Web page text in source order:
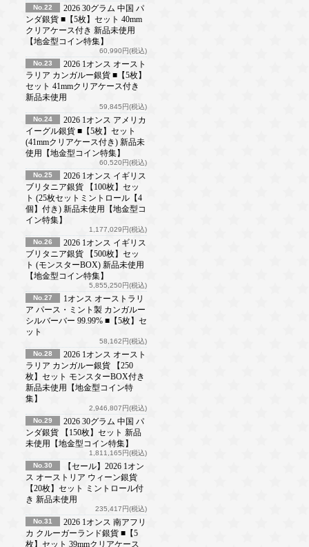
No.22
2026 30グラム 中国 パ
ンダ銀貨 ■【5枚】セット 40mm
クリアケース付き 新品未使用
【地金型コイン特集】
60,990円(税込)
No.23
2026 1オンス オースト
ラリア カンガルー銀貨 ■【5枚】
セット 41mmクリアケース付き
新品未使用
59,845円(税込)
No.24
2026 1オンス アメリカ
イーグル銀貨 ■【5枚】セット
(41mmクリアケース付き) 新品未
使用【地金型コイン特集】
60,520円(税込)
No.25
2026 1オンス イギリス
ブリタニア銀貨 【100枚】セッ
ト (25枚セットミントロール【4
個】付き) 新品未使用【地金型コ
イン特集】
1,177,029円(税込)
No.26
2026 1オンス イギリス
ブリタニア銀貨 【500枚】セッ
ト (モンスターBOX) 新品未使用
【地金型コイン特集】
5,855,250円(税込)
No.27
1オンス オーストラリ
ア パース・ミント製 カンガルー
シルバーバー 99.99% ■【5枚】セ
ット
58,162円(税込)
No.28
2026 1オンス オースト
ラリア カンガルー銀貨 【250
枚】セット モンスターBOX付き
新品未使用【地金型コイン特
集】
2,946,807円(税込)
No.29
2026 30グラム 中国 パ
ンダ銀貨 【150枚】セット 新品
未使用【地金型コイン特集】
1,811,165円(税込)
No.30
【セール】2026 1オン
ス オーストリア ウィーン銀貨
【20枚】セット ミントロール付
き 新品未使用
235,417円(税込)
No.31
2026 1オンス 南アフリ
カ クルーガーランド銀貨 ■【5
枚】セット 39mmクリアケース